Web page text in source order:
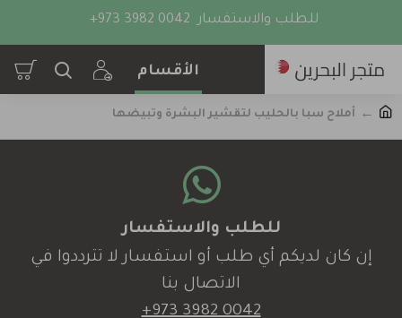
للطلب والاستفسار +973 3982 0042
أملاح سبا بالحليب لتقشير البشرة وتبيضها
للطلب والاستفسار
إن كان لديكم أي طلب أو استفسار لا تترددوا في
الاتصال بنا
+973 3982 0042